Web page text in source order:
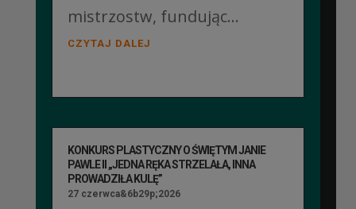
mistrzostw, fundując...
CZYTAJ DALEJ
KONKURS PLASTYCZNY O ŚWIĘTYM JANIE
PAWLE II „JEDNA RĘKA STRZELAŁA, INNA
PROWADZIŁA KULĘ”
27 czerwca&6b29p;2026